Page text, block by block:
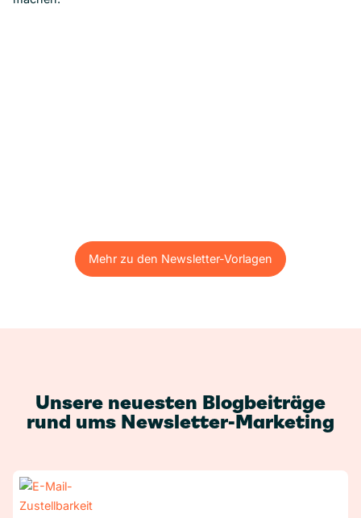
Mehr zu den Newsletter-Vorlagen
Mehr zu den Newsletter-Vorlagen
Unsere neuesten Blogbeiträge
rund ums Newsletter-Marketing